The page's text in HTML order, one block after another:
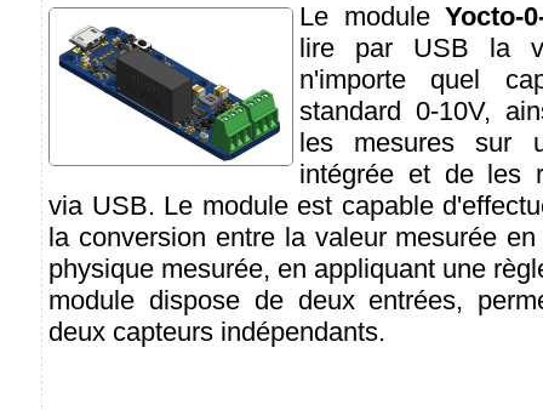
Le module Yocto-
lire par USB la
n'importe quel
standard 0-10V,
les mesures sur
intégrée et de les
via USB. Le module est capable
la conversion entre la valeur mesurée
physique mesurée, en appliquant une
module dispose de deux entrées,
deux capteurs indépendants.